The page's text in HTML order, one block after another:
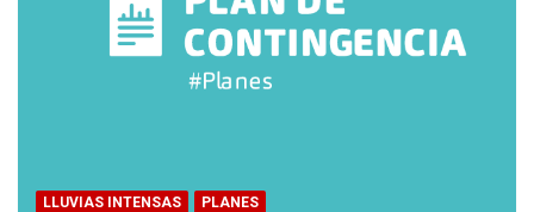
LLUVIAS INTENSAS PLANES